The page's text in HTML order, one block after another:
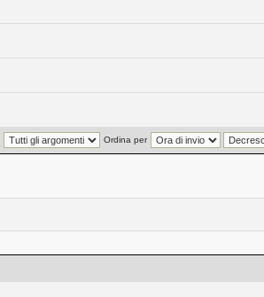
Ordina per